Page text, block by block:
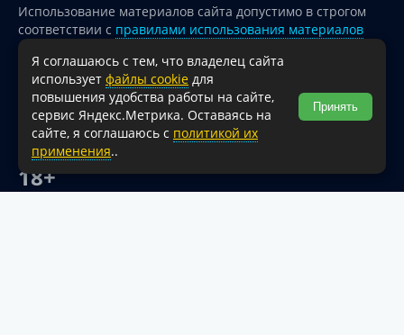
Использование материалов сайта допустимо в строгом
соответствии с правилами использования материалов
опубликованных на сайте
При перепечатке и использовании информации ссылка
на источник обязательна.
Для сайтов и страниц сети Интернет обязательна
активная гиперссылка на официальный интернет-портал
администрации Туапсинского муниципального округа.
18+
Я соглашаюсь с тем, что владелец сайта
использует файлы cookie для
повышения удобства работы на сайте,
сервис Яндекс.Метрика. Оставаясь на
сайте, я соглашаюсь с политикой их
применения..
Принять